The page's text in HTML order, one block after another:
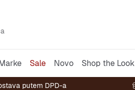
Sale Novo Shop the Look
putem DPD-a